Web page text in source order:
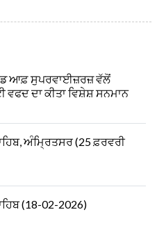
ਆਫ਼ ਸੁਪਰਵਾਈਜ਼ਰਜ਼ ਵੱਲੋਂ
ਦਾ ਕੀਤਾ ਵਿਸ਼ੇਸ਼ ਸਨਮਾਨ
ਅੰਮ੍ਰਿਤਸਰ (25 ਫ਼ਰਵਰੀ
(18-02-2026)